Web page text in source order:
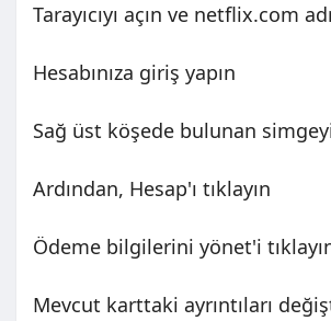
Tarayıcıyı açın ve netflix.com
Hesabınıza giriş yapın
Sağ üst köşede bulunan
Ardından, Hesap'ı tıklayın
Ödeme bilgilerini yönet'i
Mevcut karttaki ayrıntıları